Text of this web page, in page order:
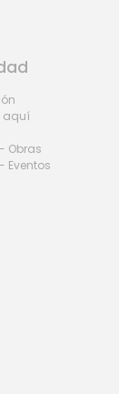
aquí
Obras
Eventos